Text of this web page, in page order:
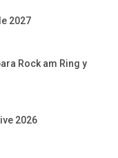
2027
Rock am Ring y
2026